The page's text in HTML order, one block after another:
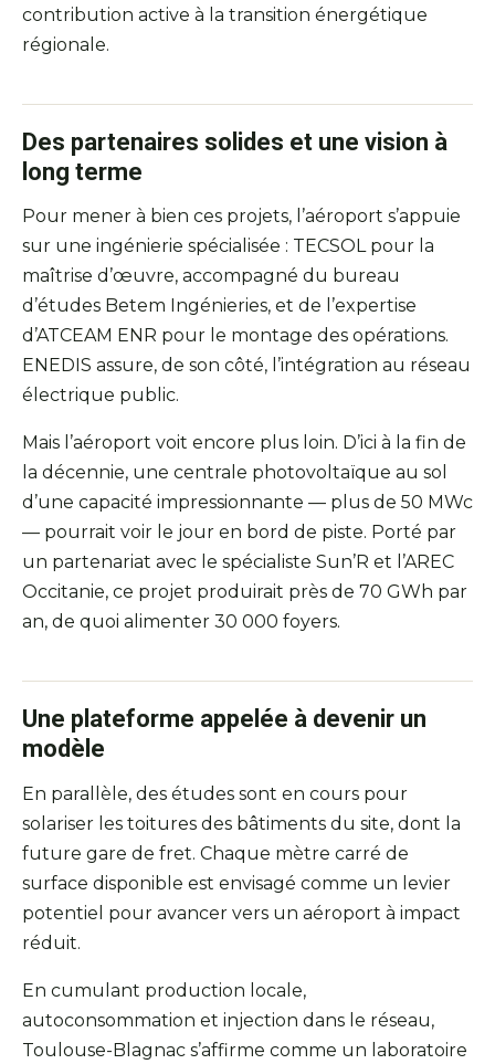
contribution active à la transition énergétique
régionale.
Des partenaires solides et une vision à
long terme
Pour mener à bien ces projets, l’aéroport s’appuie
sur une ingénierie spécialisée : TECSOL pour la
maîtrise d’œuvre, accompagné du bureau
d’études Betem Ingénieries, et de l’expertise
d’ATCEAM ENR pour le montage des opérations.
ENEDIS assure, de son côté, l’intégration au réseau
électrique public.
Mais l’aéroport voit encore plus loin. D’ici à la fin de
la décennie, une centrale photovoltaïque au sol
d’une capacité impressionnante — plus de 50 MWc
— pourrait voir le jour en bord de piste. Porté par
un partenariat avec le spécialiste Sun’R et l’AREC
Occitanie, ce projet produirait près de 70 GWh par
an, de quoi alimenter 30 000 foyers.
Une plateforme appelée à devenir un
modèle
En parallèle, des études sont en cours pour
solariser les toitures des bâtiments du site, dont la
future gare de fret. Chaque mètre carré de
surface disponible est envisagé comme un levier
potentiel pour avancer vers un aéroport à impact
réduit.
En cumulant production locale,
autoconsommation et injection dans le réseau,
Toulouse-Blagnac s’affirme comme un laboratoire